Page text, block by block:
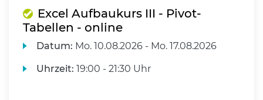
Excel Aufbaukurs III - Pivot-
Tabellen - online
Datum: Mo. 10.08.2026 - Mo. 17.08.2026
Uhrzeit: 19:00 - 21:30 Uhr